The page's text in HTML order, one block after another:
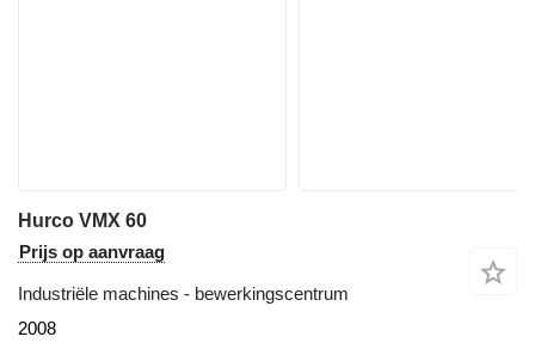
Hurco VMX 60
Prijs op aanvraag
Industriële machines - bewerkingscentrum
2008